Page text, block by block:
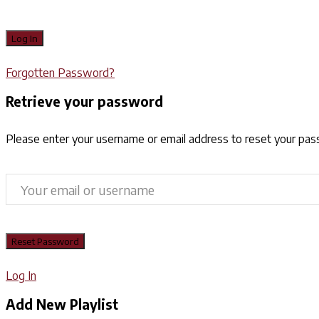
Forgotten Password?
Retrieve your password
Please enter your username or email address to reset your
Log In
Add New Playlist